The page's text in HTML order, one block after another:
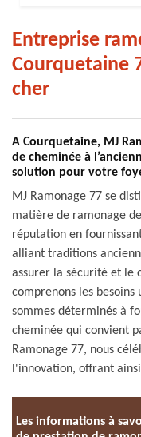
Entreprise
Courquetaine
cher
A Courquetaine, MJ
de cheminée à
solution pour votre
MJ Ramonage 77 se
matière de ramonage
réputation en
alliant traditions
assurer la sécurité et le
comprenons les besoins
sommes déterminés à
cheminée qui convient
Ramonage 77, nous
l'innovation, offrant
Les informations à